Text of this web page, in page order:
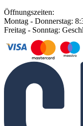
Öffnungszeiten:
Montag - Donnerstag:
Freitag - Sonntag: